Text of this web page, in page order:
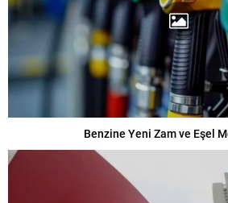
Benzine Yeni Zam ve Eşel